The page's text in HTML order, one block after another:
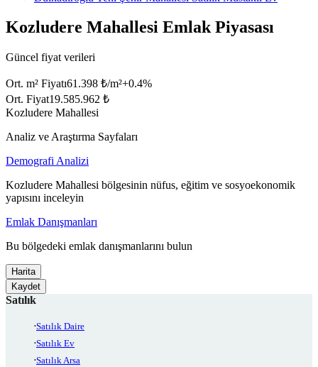
Kozludere Mahallesi Emlak Piyasası
Güncel fiyat verileri
Ort. m² Fiyatı61.398 ₺/m²+0.4%
Ort. Fiyat19.585.962 ₺
Kozludere Mahallesi
Analiz ve Araştırma Sayfaları
Demografi Analizi
Kozludere Mahallesi bölgesinin nüfus, eğitim ve sosyoekonomik
yapısını inceleyin
Emlak Danışmanları
Bu bölgedeki emlak danışmanlarını bulun
Harita
Kaydet
Satılık
Satılık Daire
Satılık Ev
Satılık Arsa